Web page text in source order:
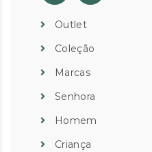
Outlet
Coleção
Marcas
Senhora
Homem
Criança